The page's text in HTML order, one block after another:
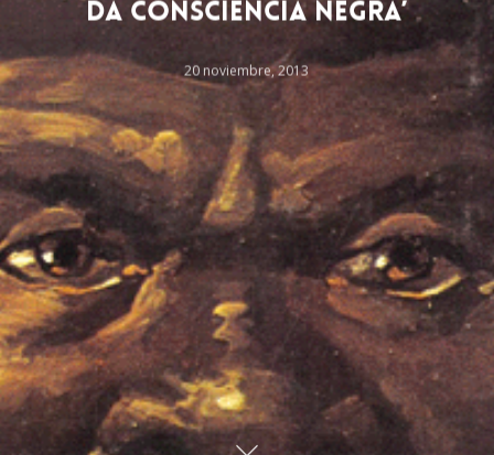
da Consciência Negra’
20 noviembre, 2013